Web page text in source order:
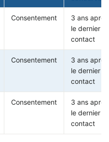
Consentement
3 ans après
le dernier
contact
Consentement
3 ans après
le dernier
contact
Consentement
3 ans après
le dernier
contact